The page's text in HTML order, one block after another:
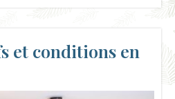
et conditions en